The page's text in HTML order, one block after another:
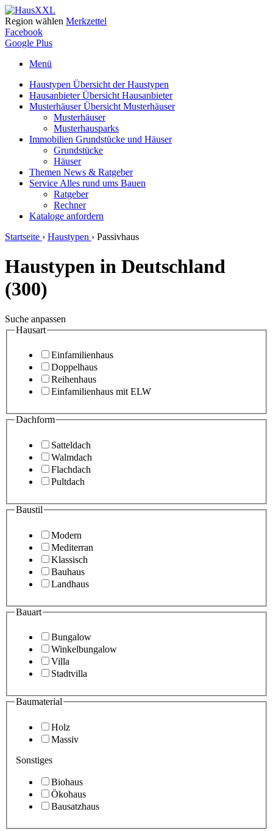
Region wählen Merkzettel
Facebook
Google Plus
Menü
Haustypen Übersicht der Haustypen
HausanbieterÜbersicht Hausanbieter
MusterhäuserÜbersicht Musterhäuser
Musterhäuser
Musterhausparks
Immobilien Grundstücke und Häuser
Grundstücke
Häuser
Themen News & Ratgeber
Service Alles rund ums Bauen
Ratgeber
Rechner
Kataloge anfordern
Startseite › Haustypen › Passivhaus
Haustypen in Deutschland
(300)
Suche anpassen
Hausart
Einfamilienhaus
Doppelhaus
Reihenhaus
Einfamilienhaus mit ELW
Dachform
Satteldach
Walmdach
Flachdach
Pultdach
Baustil
Modern
Mediterran
Klassisch
Bauhaus
Landhaus
Bauart
Bungalow
Winkelbungalow
Villa
Stadtvilla
Baumaterial
Holz
Massiv
Sonstiges
Biohaus
Ökohaus
Bausatzhaus